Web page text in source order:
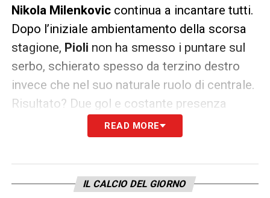
Nikola Milenkoviccontinua a incantare tutti.
Dopo l’iniziale ambientamento della scorsa
stagione, Pioli non ha smesso i puntare sul
serbo, schierato spesso da terzino destro
invece che nel suo naturale ruolo di centrale.
Risultato? Due gol e costante presenza
difensiva che ne hanno fatto un vero pilastro
Fiorentina.Ovviamente molti top team
Juventuscomprese. Ma a
READ MORE
IL CALCIO DEL GIORNO